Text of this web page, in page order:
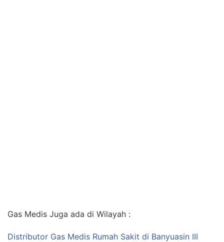
Gas Medis Juga ada di Wilayah :
Distributor Gas Medis Rumah Sakit di Banyuasin III